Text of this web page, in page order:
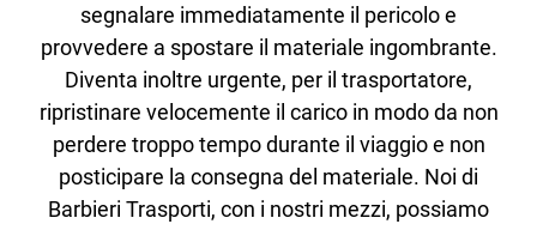
segnalare immediatamente il pericolo e
provvedere a spostare il materiale ingombrante.
Diventa inoltre urgente, per il trasportatore,
ripristinare velocemente il carico in modo da non
perdere troppo tempo durante il viaggio e non
posticipare la consegna del materiale. Noi di
Barbieri Trasporti, con i nostri mezzi, possiamo